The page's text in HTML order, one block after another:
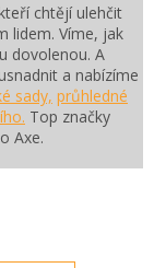
chtějí ulehčit
lidem. Víme, jak
dovolenou. A
a nabízíme
sady, průhledné
Top značky
Axe.